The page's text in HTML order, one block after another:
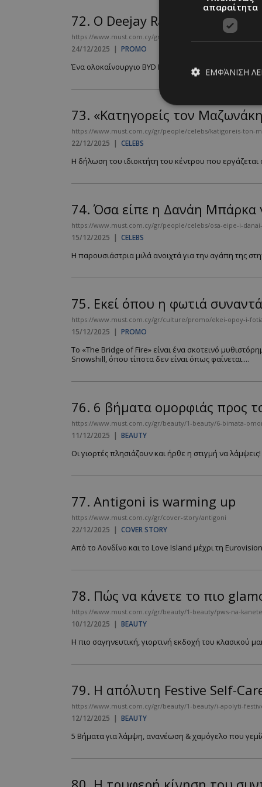
72. Ο Deejay Radio 93.5 και η
https://www.must.com.cy/gr/culture/promo/3-keno-riana
24/12/2025 | PROMO
Ένα ολοκαίνουργιο BYD Dolphin Surf μπορεί να γίνει
73. «Κατηγορείς τον
https://www.must.com.cy/gr/people/celebs/katigoreis-ton-
22/12/2025 | CELEBS
Η δήλωση του ιδιοκτήτη του κέντρου που
74. Όσα είπε η Δανάη Μπάρκα
https://www.must.com.cy/gr/people/celebs/osa-eipe-i-
15/12/2025 | CELEBS
Η παρουσιάστρια μιλά ανοιχτά για την αγάπη της
75. Εκεί όπου η φωτιά
https://www.must.com.cy/gr/culture/promo/ekei-opoy-i-
15/12/2025 | PROMO
Το «The Bridge of Fire» είναι ένα σκοτεινό
Snowshill, όπου τίποτα δεν είναι όπως φαίνεται....
76. 6 βήματα ομορφιάς προς
https://www.must.com.cy/gr/beauty/1-beauty/6-bimata-
11/12/2025 | BEAUTY
Οι γιορτές πλησιάζουν και ήρθε η στιγμή να
77. Antigoni is warming up
https://www.must.com.cy/gr/cover-story/antigoni
22/12/2025 | COVER STORY
Από το Λονδίνο και το Love Island μέχρι τη
78. Πώς να κάνετε το πιο
https://www.must.com.cy/gr/beauty/1-beauty/pws-na-
10/12/2025 | BEAUTY
Η πιο σαγηνευτική, γιορτινή εκδοχή του κλασικού
79. Η απόλυτη Festive Self-
https://www.must.com.cy/gr/beauty/1-beauty/i-apolyti-
12/12/2025 | BEAUTY
5 Βήματα για λάμψη, ανανέωση & χαμόγελο που
απαραίτητα
ΕΜΦΆΝΙΣΗ
διαχείριση
Ονοματεπώνυμο
PinToTopCookie
__cf_bm
__cf_bm
LangCookie
_scc_session
PHPSESSID
PHPSESSID
takeOverCookie
AdSphere-GDPR